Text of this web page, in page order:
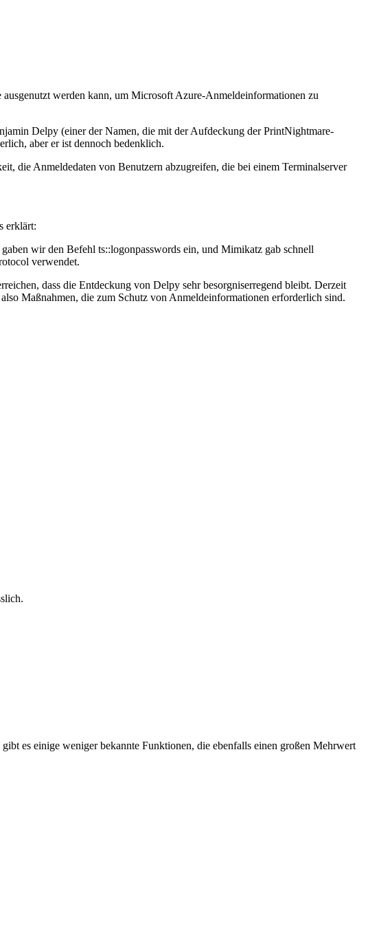
werden kann, um Microsoft Azure-Anmeldeinformationen zu
Delpy (einer der Namen, die mit der Aufdeckung der PrintNightmare-
aber er ist dennoch bedenklich.
die Anmeldedaten von Benutzern abzugreifen, die bei einem Terminalserver
erklärt:
wir den Befehl ts::logonpasswords ein, und Mimikatz gab schnell
verwendet.
dass die Entdeckung von Delpy sehr besorgniserregend bleibt. Derzeit
Maßnahmen, die zum Schutz von Anmeldeinformationen erforderlich sind.
es einige weniger bekannte Funktionen, die ebenfalls einen großen Mehrwert